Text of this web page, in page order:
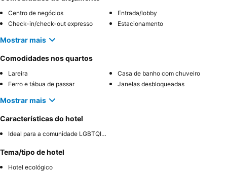
Centro de negócios
Entrada/lobby
Check-in/check-out expresso
Estacionamento
Mostrar mais
Comodidades nos quartos
Lareira
Casa de banho com chuveiro
Ferro e tábua de passar
Janelas desbloqueadas
Mostrar mais
Características do hotel
Ideal para a comunidade LGBTQIA+
Tema/tipo de hotel
Hotel ecológico